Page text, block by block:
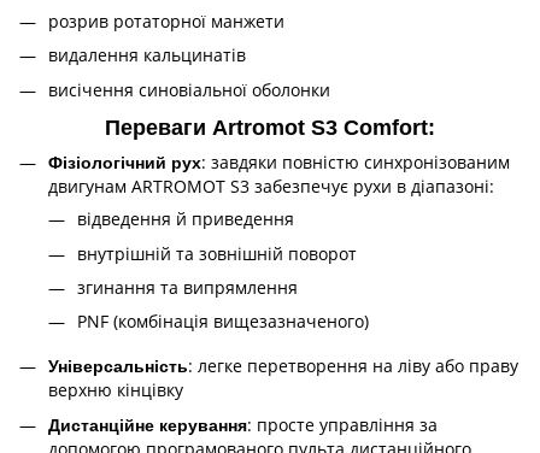
розрив ротаторної манжети
видалення кальцинатів
висічення синовіальної оболонки
Переваги Artromot S3 Comfort:
Фізіологічний рух: завдяки повністю синхронізованим
двигунам ARTROMOT S3 забезпечує рухи в діапазоні:
відведення й приведення
внутрішній та зовнішній поворот
згинання та випрямлення
PNF (комбінація вищезазначеного)
Універсальність: легке перетворення на ліву або праву
верхню кінцівку
Дистанційне керування: просте управління за
допомогою програмованого пульта дистанційного